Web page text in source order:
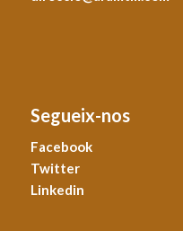
Segueix-nos
Facebook
Twitter
Linkedin